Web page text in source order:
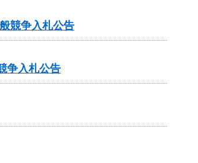
競争入札公告
争入札公告